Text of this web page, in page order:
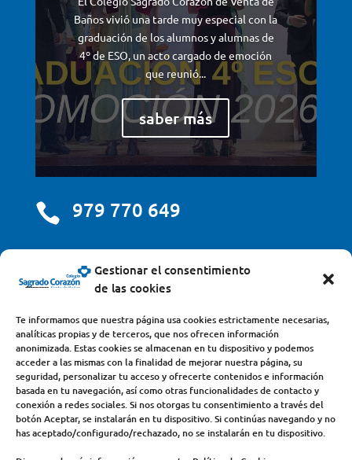
Gestionar el consentimiento
de las cookies
Te informamos que nuestra página usa cookies estrictamente necesarias,
analíticas propias y de terceros, que nos ofrecen información
anonimizada. Estas cookies se almacenan en tu dispositivo y podemos
acceder a las mismas con la finalidad de mejorar nuestra página, su
seguridad, personalizar tu acceso y ofrecerte contenidos e información
basada en tu navegación, así como otras funcionalidades de contacto y
conexión a redes sociales. Si nos otorgas tu consentimiento a través del
botón Aceptar, se instalarán en tu dispositivo. Si continúas navegando y no
has aceptado/configurado/rechazado, no se instalarán en tu dispositivo.
Baños vivió una tarde muy especial con la
graduación de los alumnos y alumnas de
4º de ESO, un acto cargado de emoción
que reunió...
saber más
 979 770 649
centro@scjdehon.com
Colegio y Seminario Sagrado Corazón
Avda. Castilla y León, s/n – 34200 – Venta de Baños
(Palencia) – Teléfono 979770649